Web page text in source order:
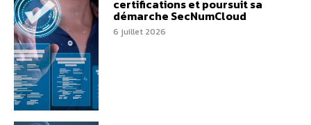
certifications et poursuit sa
démarche SecNumCloud
6 juillet 2026